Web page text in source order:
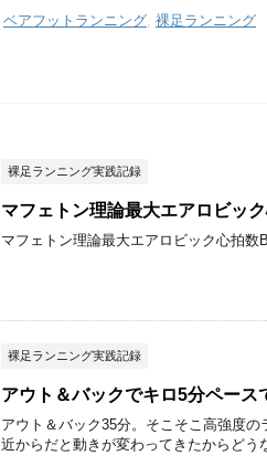
ベアフットランニング, 裸足ランニング
裸足ランニング実践記録
マフェトン理論最大エアロビッ
マフェトン理論最大エアロビック心拍数
裸足ランニング実践記録
アウト＆バックでキロ5分ペース
アウト＆バック35分。そこそこ高強度
近からだと動きが変わってきたからどう